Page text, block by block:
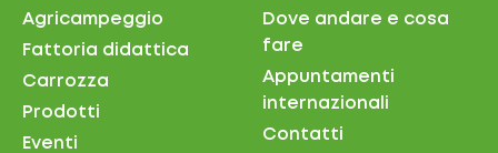
Agricampeggio
Fattoria didattica
Carrozza
Prodotti
Eventi
Dove andare e cosa
fare
Appuntamenti
internazionali
Contatti